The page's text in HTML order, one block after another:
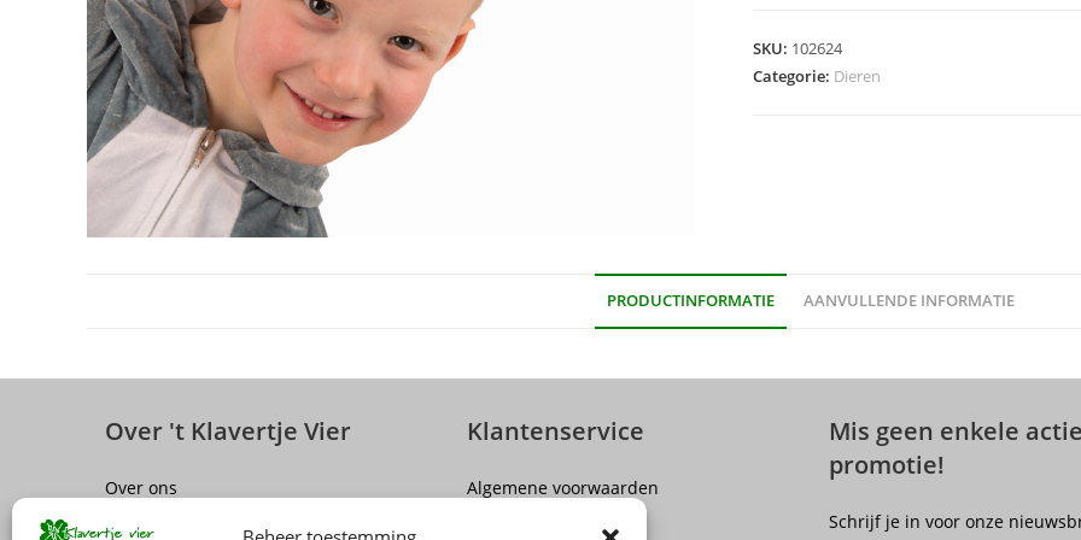
Neus
SKU: 102624
Categorie: Dieren
PRODUCTINFORMATIE AANVULLENDE INFORMATIE
Over 't Klavertje Vier
Over ons
Klantenservice
Algemene voorwaarden
Mis geen enkele
promotie!
Schrijf je in voor onze